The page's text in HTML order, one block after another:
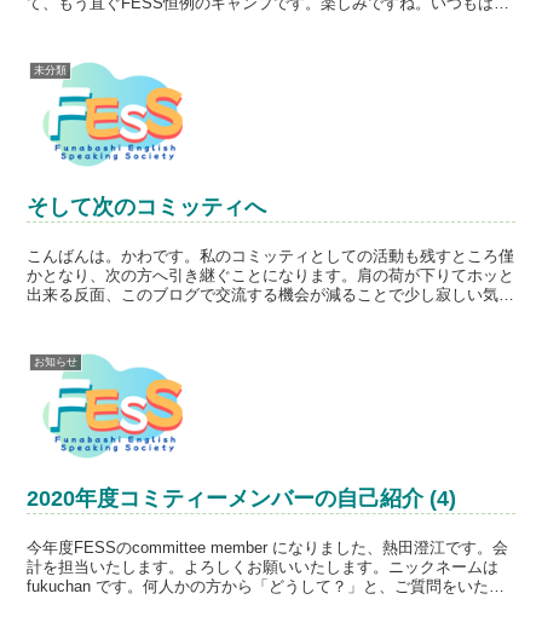
未分類
そして次のコミッティへ
こんばんは。かわです。私のコミッティとしての活動も残すところ僅
かとなり、次の方へ引き継ぐことになります。肩の荷が下りてホッと
出来る反面、このブログで交流する機会が減ることで少し寂しい気も
お知らせ
2020年度コミティーメンバーの自己紹介 (4)
今年度FESSのcommittee member になりました、熱田澄江です。会
計を担当いたします。よろしくお願いいたします。ニックネームは
fukuchan です。何人かの方から「どうして？」と、ご質問をいただ